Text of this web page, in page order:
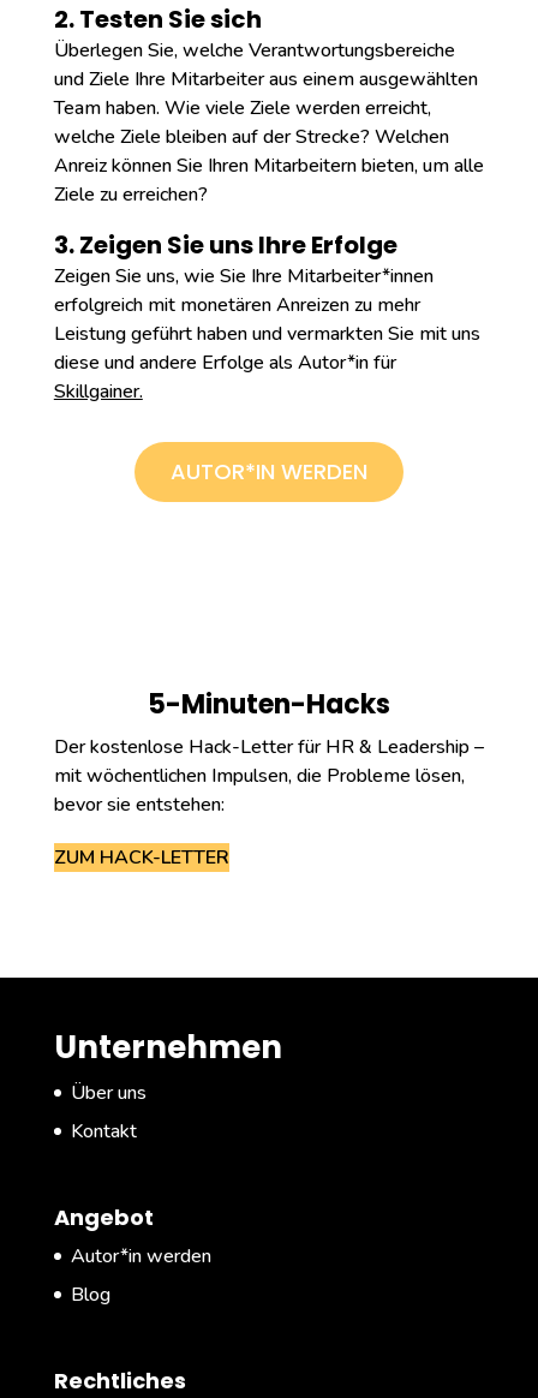
2. Testen Sie sich
Überlegen Sie, welche Verantwortungsbereiche
und Ziele Ihre Mitarbeiter aus einem ausgewählten
Team haben. Wie viele Ziele werden erreicht,
welche Ziele bleiben auf der Strecke? Welchen
Anreiz können Sie Ihren Mitarbeitern bieten, um alle
Ziele zu erreichen?
3. Zeigen Sie uns Ihre Erfolge
Zeigen Sie uns, wie Sie Ihre Mitarbeiter*innen
erfolgreich mit monetären Anreizen zu mehr
Leistung geführt haben und vermarkten Sie mit uns
diese und andere Erfolge als Autor*in für
Skillgainer.
AUTOR*IN WERDEN
5-Minuten-Hacks
Der kostenlose Hack-Letter für HR & Leadership –
mit wöchentlichen Impulsen, die Probleme lösen,
bevor sie entstehen:
ZUM HACK-LETTER
Unternehmen
Über uns
Kontakt
Angebot
Autor*in werden
Blog
Rechtliches